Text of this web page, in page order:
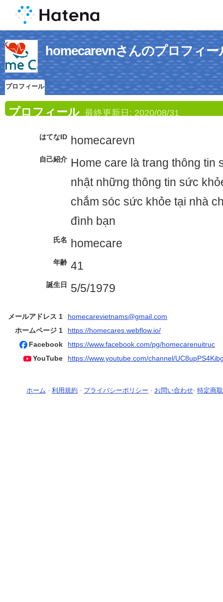
homecarevnさんのプロフィー
プロフィール
プロフィール 最終更新日: 2020/08/31
はてなID homecarevn
自己紹介 Home care là trang thông tin
nhật những thông tin sức
chắm sóc sức khỏe tại nhà
đình bạn
氏名 homecare
年齢 41
誕生日 5/5/1979
メールアドレス 1
homecarevietnams@gmail.com
ホームページ 1
https://homecares.webflow.io/
Facebook
https://www.facebook.com/pg/homecarenuitruc
YouTube
https://www.youtube.com/channel/
ホーム - 利用規約 - プライバシーポリシー - お問い合わせ- 特定商